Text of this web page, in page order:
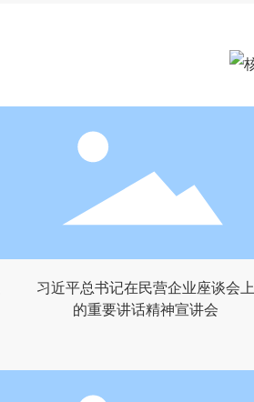
习近平总书记在民营企业座谈会上
的重要讲话精神宣讲会